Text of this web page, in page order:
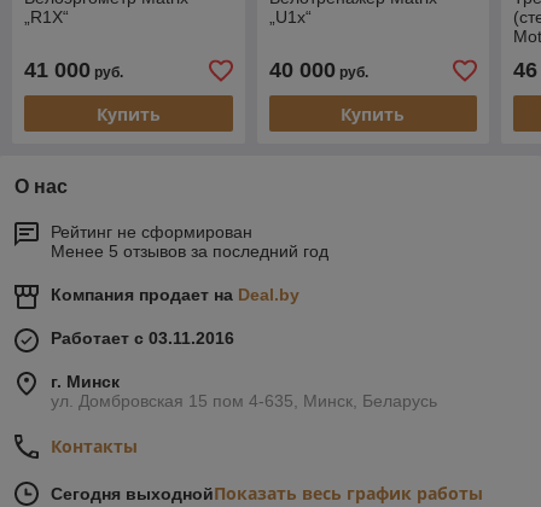
„R1X“
41 000 руб.
Купить
„U1x“
40 000руб.
Купить
О нас
Рейтинг не сформирован
Менее 5 отзывов за последний год
Компания продает на Deal.by
Работает с 03.11.2016
г. Минск
ул. Домбровская 15 пом 4-635, Минск, Беларусь
Контакты
Сегодня выходнойПоказать весь график работы